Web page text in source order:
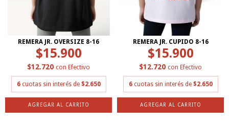
REMERA JR. OVERSIZE 8-16
$15.900
$12.720 con Efectivo
6 cuotas sin interés de $2.650
AGREGAR AL CARRITO
REMERA JR. CUPIDO 8-16
$15.900
$12.720 con Efectivo
6 cuotas sin interés de $2.650
AGREGAR AL CARRITO